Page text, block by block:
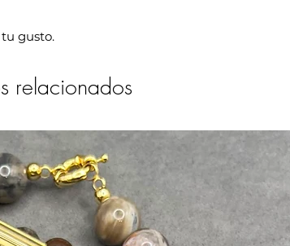
gusto.
relacionados